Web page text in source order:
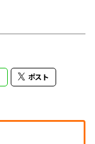
ポスト